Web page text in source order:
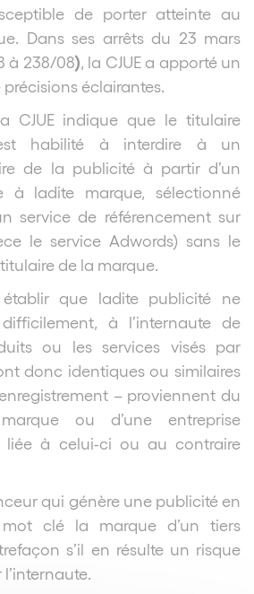
de porter atteinte au
Dans ses arrêts du 23 mars
à 238/08) , la CJUE a apporté un
éclairantes.
CJUE indique que le titulaire
habilité à interdire à un
de la publicité à partir d’un
à ladite marque, sélectionné
service de référencement sur
le service Adwords) sans le
de la marque.
que ladite publicité ne
à l’internaute de
ou les services visés par
donc identiques ou similaires
– proviennent du
ou d’une entreprise
liée à celui-ci ou au contraire
qui génère une publicité en
clé la marque d’un tiers
s’il en résulte un risque